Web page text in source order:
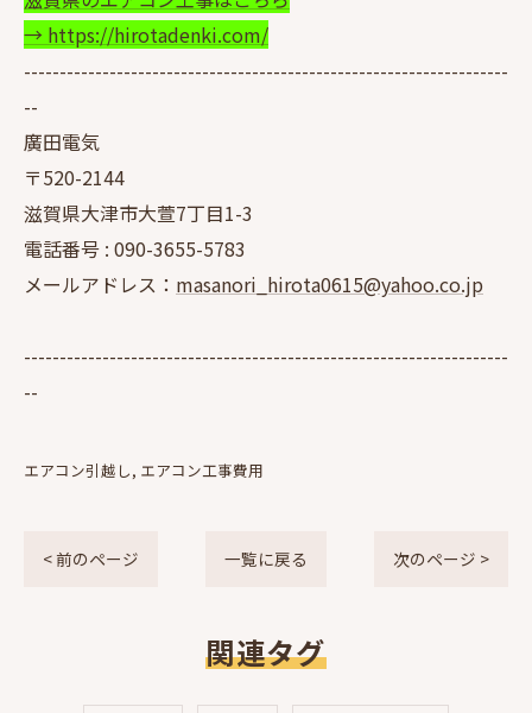
→ https://hirotadenki.com/
--------------------------------------------------------------------
--
廣田電気
〒520-2144
滋賀県大津市大萱7丁目1-3
電話番号 : 090-3655-5783
メールアドレス： masanori_hirota0615@yahoo.co.jp
--------------------------------------------------------------------
--
エアコン引越し エアコン工事費用
< 前のページ 一覧に戻る 次のページ >
関連タグ